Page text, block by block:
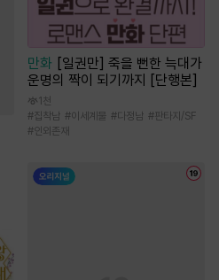
만화 [일권만] 죽을 뻔한 늑대가
운명의 짝이 되기까지 [단행본]
1천
#집착남 #이세계물 #다정남 #판타지/SF
#인외존재